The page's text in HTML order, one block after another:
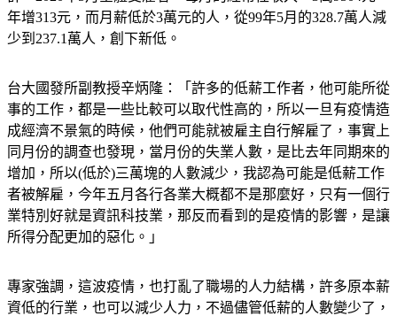
年增313元，而月薪低於3萬元的人，從99年5月的328.7萬人減
少到237.1萬人，創下新低。
台大國發所副教授辛炳隆：「許多的低薪工作者，他可能所從
事的工作，都是一些比較可以取代性高的，所以一旦有疫情造
成經濟不景氣的時候，他們可能就被雇主自行解雇了，事實上
同月份的調查也發現，當月份的失業人數，是比去年同期來的
增加，所以(低於)三萬塊的人數減少，我認為可能是低薪工作
者被解雇，今年五月各行各業大概都不是那麼好，只有一個行
業特別好就是資訊科技業，那反而看到的是疫情的影響，是讓
所得分配更加的惡化。」
專家強調，這波疫情，也打亂了職場的人力結構，許多原本薪
資低的行業，也可以減少人力，不過儘管低薪的人數變少了，